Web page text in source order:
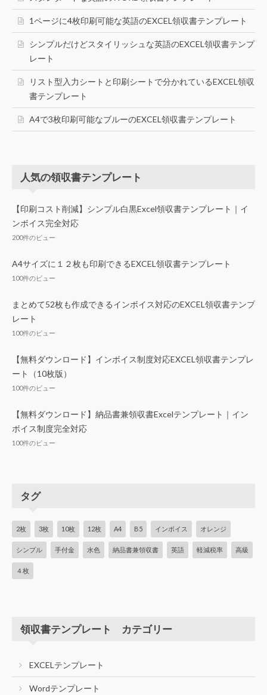
1ページに4枚印刷可能な英語のEXCEL領収書テンプレート
シンプルだけどスタイリッシュな英語のEXCEL領収書テンプ
レート
リスト型入力シートと印刷シートで分かれているEXCEL領収
書テンプレート
A4で3枚印刷可能なブルーのEXCEL領収書テンプレート
人気の領収書テンプレート
【印刷コスト削減】シンプル白黒Excel領収書テンプレート｜イ
ンボイス完全対応
200件のビュー
A4サイズに１２枚も印刷できるEXCEL領収書テンプレート
100件のビュー
まとめて52枚も作成できるインボイス対応のEXCEL領収書テンプ
レート
100件のビュー
【無料ダウンロード】インボイス制度対応EXCEL領収書テンプレ
ート（10枚版）
100件のビュー
【無料ダウンロード】納品書兼領収書Excelテンプレート｜イン
ボイス制度完全対応
100件のビュー
タグ
2枚 3枚 10枚 12枚 A4 B5 インボイス オレンジ
シンプル 手付金 水色 納品書兼領収書 英語 軽減税率 高級
４枚
領収書テンプレート カテゴリー
EXCELテンプレート
Wordテンプレート